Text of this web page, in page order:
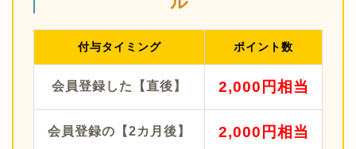
付与タイミング ポイント数
会員登録した【直後】 2,000円相当
会員登録の【2カ月後】 2,000円相当